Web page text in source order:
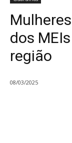
dos
região
08/03/2025